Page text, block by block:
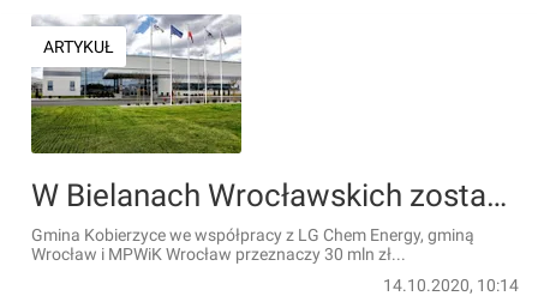
ARTYKUŁ
W Bielanach Wrocławskich zostanie zainwestowane 30 mln zł na rozbudowę sieci wodociągowej. Dla mieszkańców i inwestorów
Gmina Kobierzyce we współpracy z LG Chem Energy, gminą
Wrocław i MPWiK Wrocław przeznaczy 30 mln zł...
14.10.2020, 10:14